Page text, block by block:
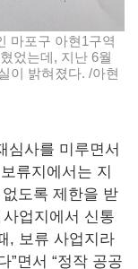
마포구 아현1구역
었는데, 지난 6월
이 밝혀졌다. /아현
심사를 미루면서
류지에서는 지
도록 제한을 받
업지에서 신통
, 보류 사업지라
”면서 “정작 공공